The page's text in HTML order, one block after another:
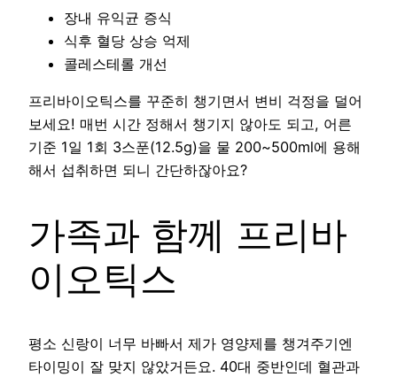
장내 유익균 증식
식후 혈당 상승 억제
콜레스테롤 개선
프리바이오틱스를 꾸준히 챙기면서 변비 걱정을 덜어
보세요! 매번 시간 정해서 챙기지 않아도 되고, 어른
기준 1일 1회 3스푼(12.5g)을 물 200~500ml에 용해
해서 섭취하면 되니 간단하잖아요?
가족과 함께 프리바
이오틱스
평소 신랑이 너무 바빠서 제가 영양제를 챙겨주기엔
타이밍이 잘 맞지 않았거든요. 40대 중반인데 혈관과